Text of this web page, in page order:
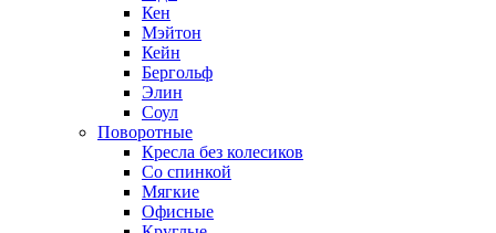
Кен
Мэйтон
Кейн
Бергольф
Элин
Соул
Поворотные
Кресла без колесиков
Со спинкой
Мягкие
Офисные